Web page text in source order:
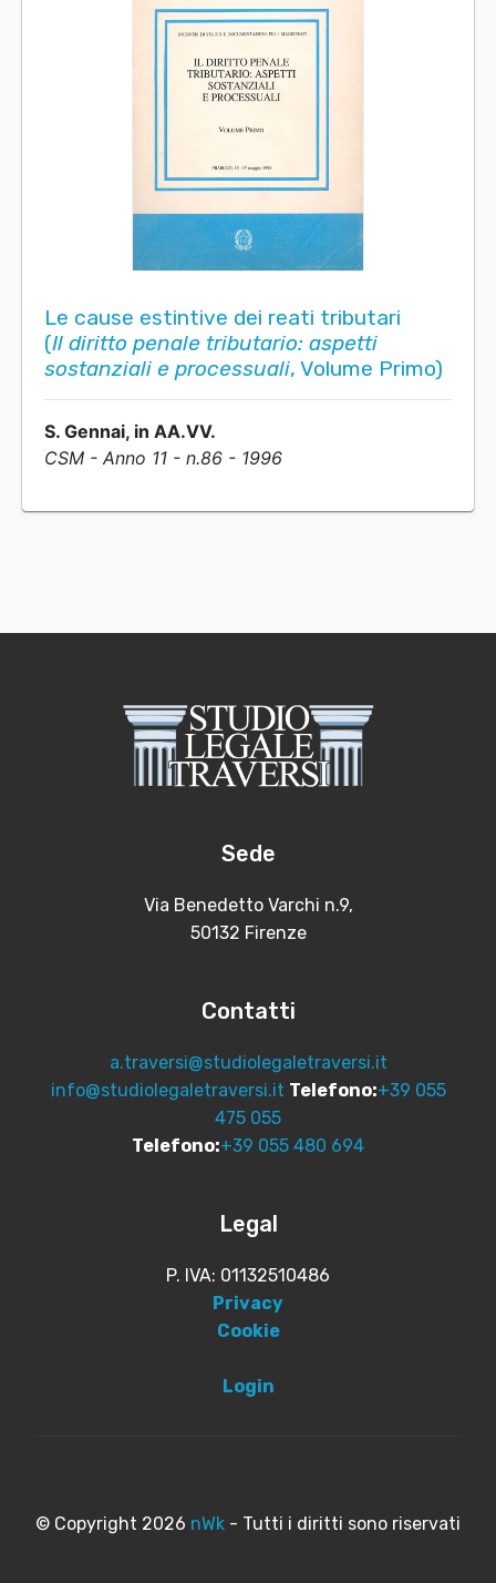
Le cause estintive dei reati tributari
(Il diritto penale tributario: aspetti
sostanziali e processuali, Volume Primo)
S. Gennai, in AA.VV.
CSM - Anno 11 - n.86 - 1996
Sede
Via Benedetto Varchi n.9,
50132 Firenze
Contatti
a.traversi@studiolegaletraversi.it
info@studiolegaletraversi.it Telefono:+39 055
475 055
Telefono:+39 055 480 694
Legal
P. IVA: 01132510486
Privacy
Cookie
Login
© Copyright 2026 nWk - Tutti i diritti sono riservati